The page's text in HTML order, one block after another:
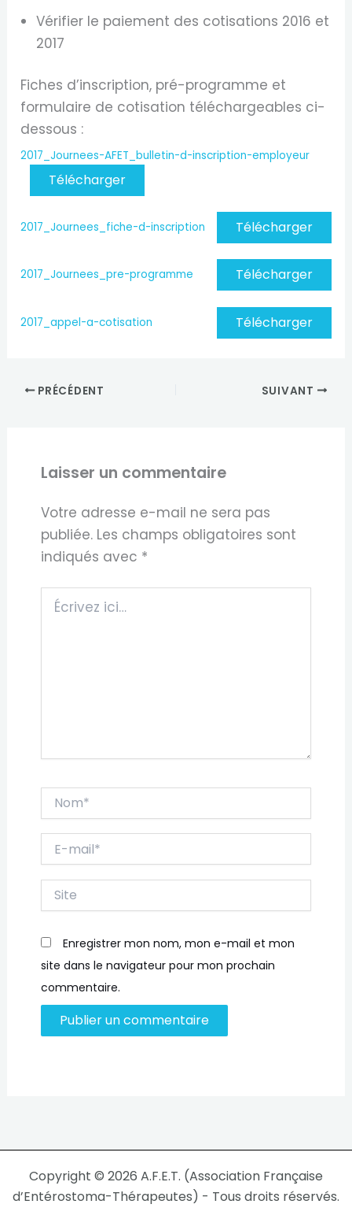
​Vérifier le paiement des cotisations 2016 et
2017
Fiches d’inscription, pré-programme et
formulaire de cotisation téléchargeables ci-
dessous :
2017_Journees-AFET_bulletin-d-inscription-employeur
Télécharger
2017_Journees_fiche-d-inscription Télécharger
2017_Journees_pre-programme Télécharger
2017_appel-a-cotisation Télécharger
PRÉCÉDENT SUIVANT
Laisser un commentaire
Votre adresse e-mail ne sera pas
publiée. Les champs obligatoires sont
indiqués avec *
Écrivez
ici…
mail*
Enregistrer mon nom, mon e-mail et mon
site dans le navigateur pour mon prochain
commentaire.
Copyright © 2026 A.F.E.T. (Association Française
d’Entérostoma-Thérapeutes) - Tous droits réservés.